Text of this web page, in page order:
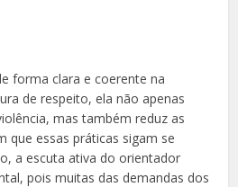
forma clara e coerente na
de respeito, ela não apenas
mas também reduz as
que essas práticas sigam se
a escuta ativa do orientador
pois muitas das demandas dos